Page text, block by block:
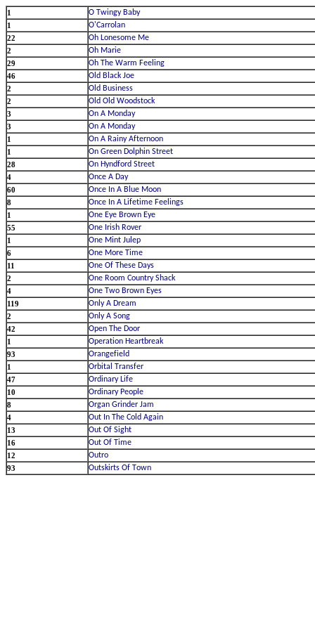
1
1
22
2
29
46
2
2
3
3
1
1
28
4
60
8
1
55
1
6
11
2
4
119
2
42
1
93
1
47
10
8
4
13
16
12
93